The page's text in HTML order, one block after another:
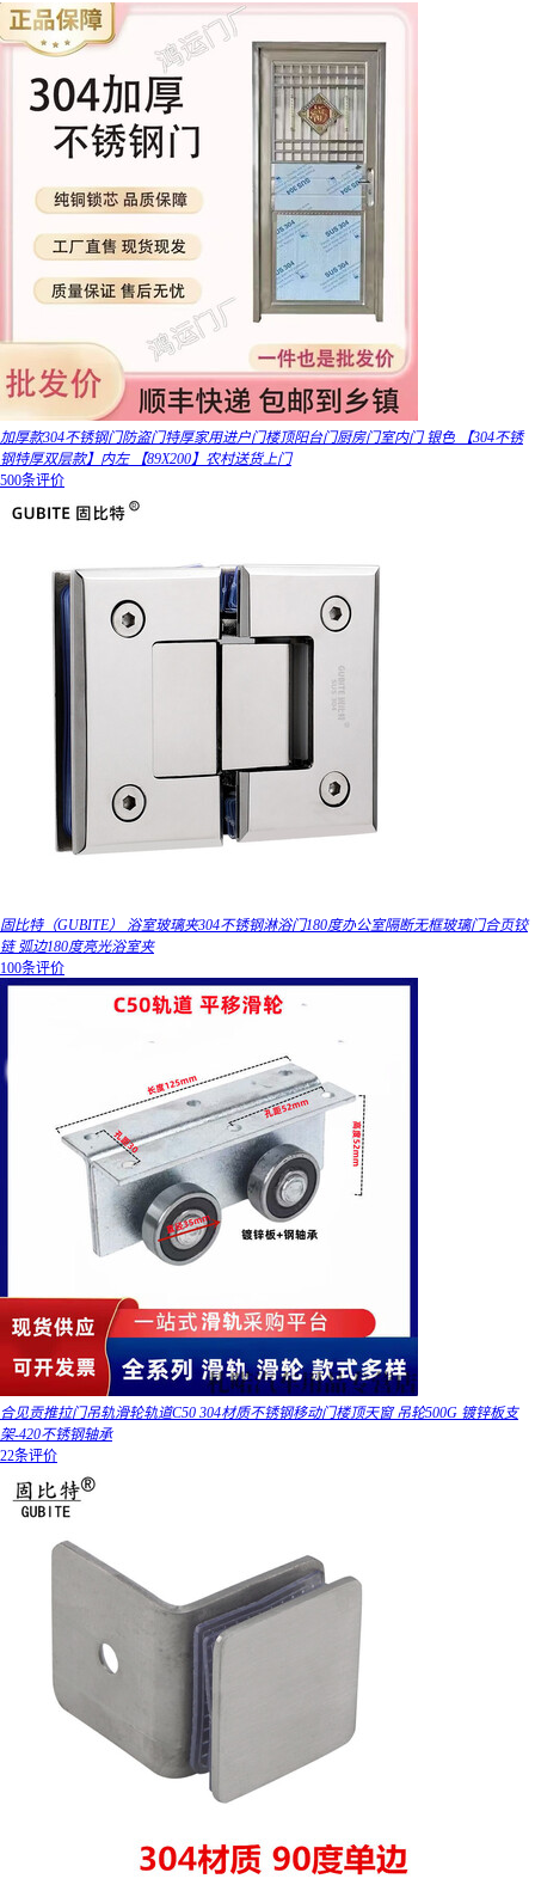
加厚款304不锈钢门防盗门特厚家用进户门楼顶阳台门厨房门室内门 银色 【304不锈
钢特厚双层款】内左 【89X200】农村送货上门
500条评价
固比特（GUBITE） 浴室玻璃夹304不锈钢淋浴门180度办公室隔断无框玻璃门合页铰
链 弧边180度亮光浴室夹
100条评价
合见贡推拉门吊轨滑轮轨道C50 304材质不锈钢移动门楼顶天窗 吊轮500G 镀锌板支
架-420不锈钢轴承
22条评价